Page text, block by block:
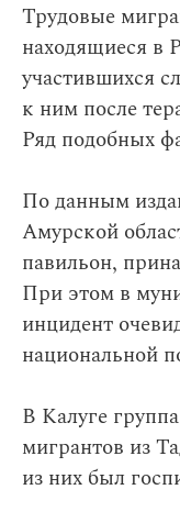
Трудовые
находящиеся в
участившихся
к ним после
Ряд подобных
По данным
Амурской
павильон,
При этом в
инцидент
национальной
В Калуге
мигрантов из
из них был